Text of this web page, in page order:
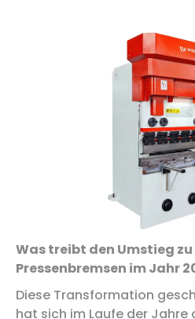
Was treibt den Umstieg
Pressenbremsen im Jahr
Diese Transformation
hat sich im Laufe der